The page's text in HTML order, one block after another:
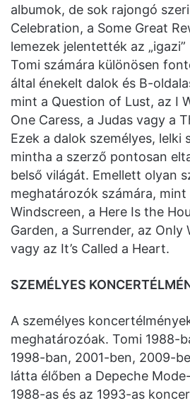
albumok, de sok rajongó
Celebration, a Some Great
lemezek jelentették az
Tomi számára különösen
által énekelt dalok és B-
mint a Question of Lust, az I
One Caress, a Judas vagy a
Ezek a dalok személyes, lelki
mintha a szerző pontosan
belső világát. Emellett olyan
meghatározók számára,
Windscreen, a Here Is the
Garden, a Surrender, az Only
vagy az It’s Called a Heart.
SZEMÉLYES
A személyes
meghatározóak. Tomi 1988-
1998-ban, 2001-ben, 2009-
látta élőben a Depeche
1988-as és az 1993-as